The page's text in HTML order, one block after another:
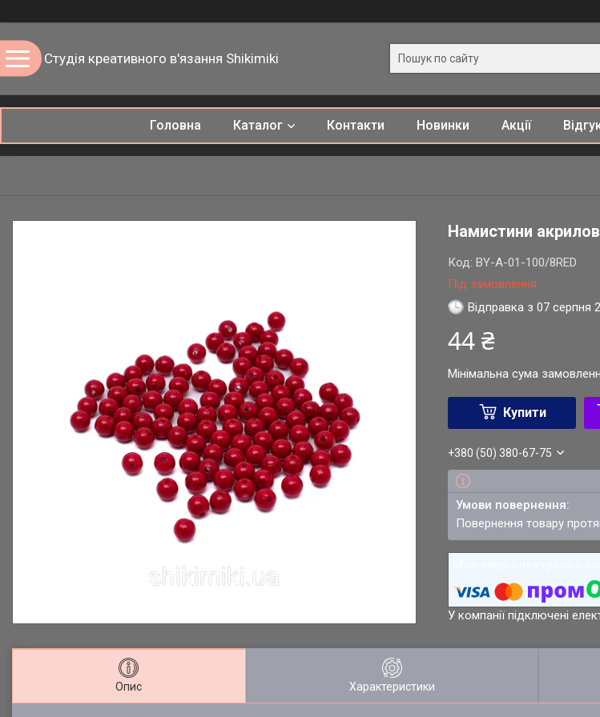
Студія креативного в'язання Shikimiki
Головна Каталог Контакти Новинки Акції
Намистини
Під замовлення
Код:BY-A-01-100/8RED
Відправка з 07 серпня
44 ₴
Мінімальна сума
Купити
+380 (50) 380-67-75
повернення товару
У компанії підключені
Опис Характеристики